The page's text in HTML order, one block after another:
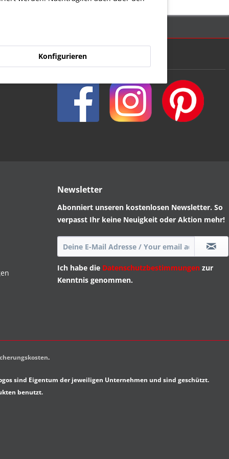
Folge uns
Newsletter
Abonniert unseren kostenlosen Newsletter. So
verpasst Ihr keine Neuigkeit oder Aktion mehr!
Ich habe die Datenschutzbestimmungen zur
Kenntnis genommen.
.
sind Eigentum der jeweiligen Unternehmen und sind geschützt.
benutzt.
Konfigurieren